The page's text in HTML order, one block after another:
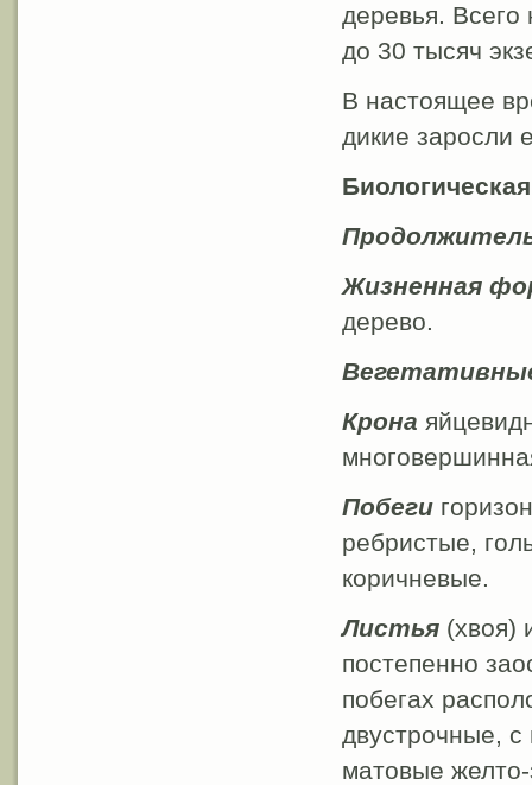
деревья.
до 30 тысяч
В настоящее
дикие заросли
Жизненная
дерево.
Крона
Побеги
ребристые,
коричневые.
Листья(хвоя)
постепенно
побегах
двустрочные, с
матовые